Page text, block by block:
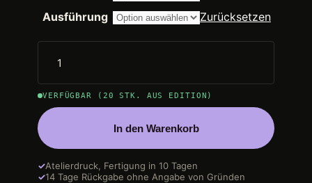
Ausführung
Zurücksetzen
VERFÜGBAR (20 STK. AUS EDITION)
In den Warenkorb
✓Atelierdruck, Fertigung in 10 Tagen
✓14 Tage Rückgabe ohne Angabe von Gründen